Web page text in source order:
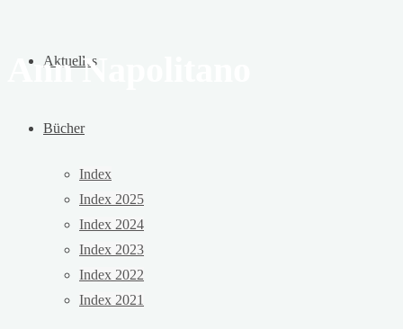
Aktuelles
Bücher
Index
Index 2025
Index 2024
Index 2023
Index 2022
Index 2021
Ann Napolitano